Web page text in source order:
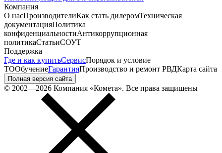
Компания
О насПроизводителиКак стать дилеромТехническая
документацияПолитика
конфиденциальностиАнтикоррупционная
политикаСтатьиСОУТ
Поддержка
Где и как купитьСервисПорядок и условие
ТООбучениеГарантияПроизводство и ремонт РВДКарта сайта
Полная версия сайта
© 2002—2026 Компания «Комета». Все права защищены